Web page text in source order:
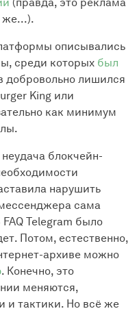
же...).
описывались
среди которых был
добровольно лишился
King или
как минимум
блокчейн-
нарушить
сама
Telegram было
Потом, естественно,
архиве можно
. Конечно, это
меняются,
и тактики. Но всё же